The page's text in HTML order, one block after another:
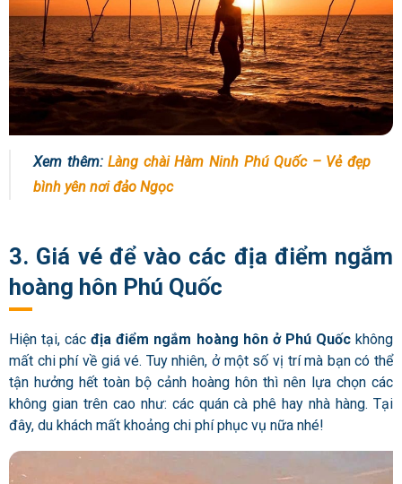
Xem thêm:Làng chài Hàm Ninh Phú Quốc – Vẻ đẹp
bình yên nơi đảo Ngọc
3. Giá vé để vào các địa điểm ngắm
hoàng hôn Phú Quốc
Hiện tại, cácđịa điểm ngắm hoàng hôn ở Phú Quốckhông
mất chi phí về giá vé. Tuy nhiên, ở một số vị trí mà bạn có thể
tận hưởng hết toàn bộ cảnh hoàng hôn thì nên lựa chọn các
không gian trên cao như: các quán cà phê hay nhà hàng. Tại
đây, du khách mất khoảng chi phí phục vụ nữa nhé!